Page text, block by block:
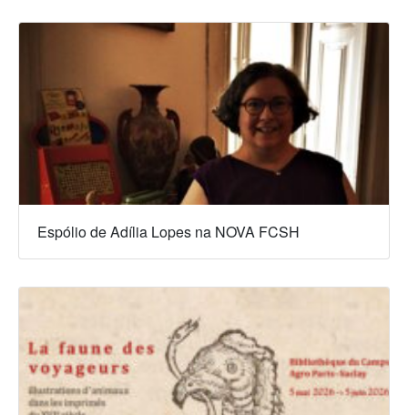
Espólio de Adília Lopes na NOVA FCSH